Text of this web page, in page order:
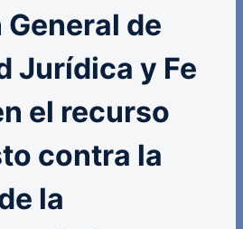
de
Jurídica y Fe
el recurso
contra la
la